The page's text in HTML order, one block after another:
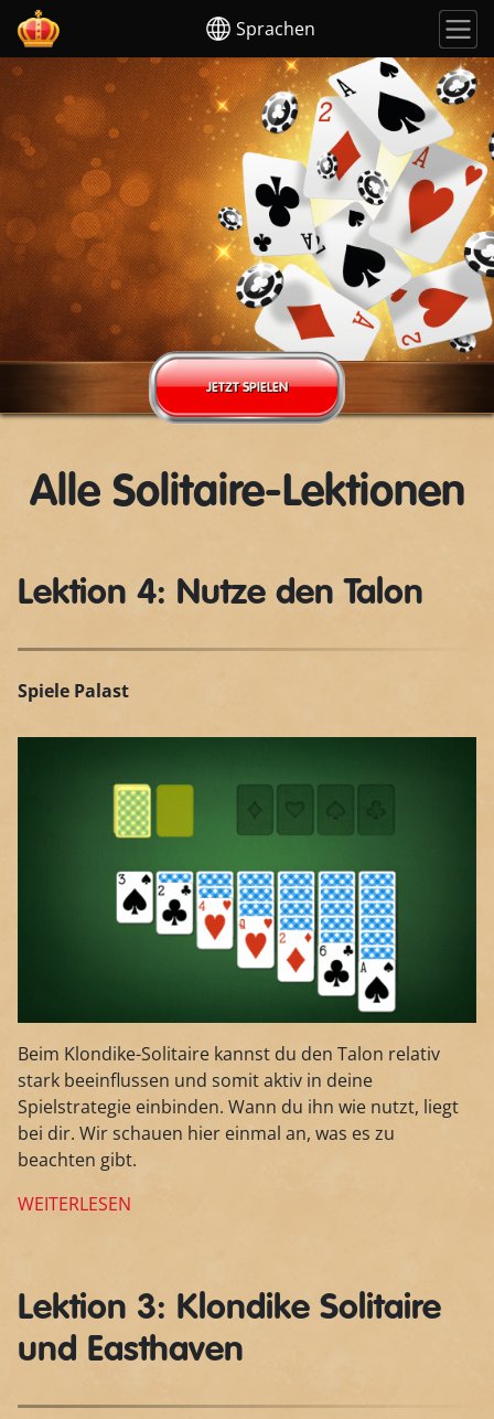
Sprachen
JETZT SPIELEN
Alle Solitaire-Lektionen
Lektion 4: Nutze den Talon
Spiele Palast
Beim Klondike-Solitaire kannst du den Talon relativ
stark beeinflussen und somit aktiv in deine
Spielstrategie einbinden. Wann du ihn wie nutzt, liegt
bei dir. Wir schauen hier einmal an, was es zu
beachten gibt.
WEITERLESEN
Lektion 3: Klondike Solitaire
und Easthaven